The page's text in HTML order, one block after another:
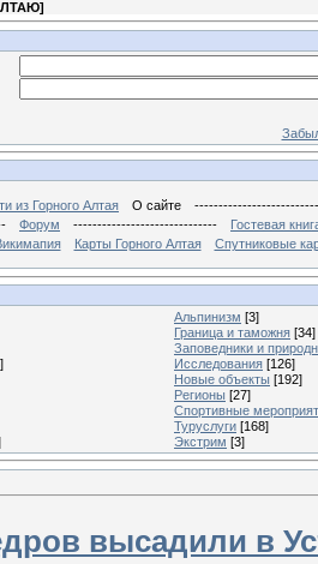
]
из Горного Алтая О сайте
Форум ------------------------------
Гостевая
Карты Горного Алтая Спутниковые
Альпинизм [3]
Граница и таможня [34]
Заповедники и
Исследования [126]
Новые объекты [192]
Регионы [27]
Спортивные
Туруслуги [168]
Экстрим [3]
высадили в